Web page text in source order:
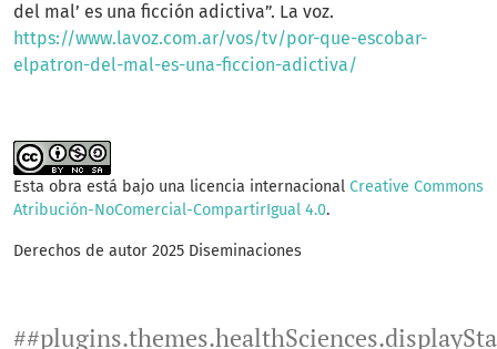
del mal’ es una ficción adictiva”. La voz.
https://www.lavoz.com.ar/vos/tv/por-que-escobar-
elpatron-del-mal-es-una-ficcion-adictiva/
Esta obra está bajo una licencia internacional Creative Commons
Atribución-NoComercial-CompartirIgual 4.0.
Derechos de autor 2025 Diseminaciones